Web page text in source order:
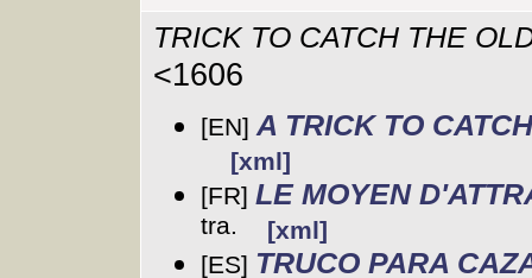
TRICK TO CATCH THE
<1606
[EN] A TRICK TO
[xml]
[FR] LE MOYEN
tra.
[xml]
[ES] TRUCO PARA